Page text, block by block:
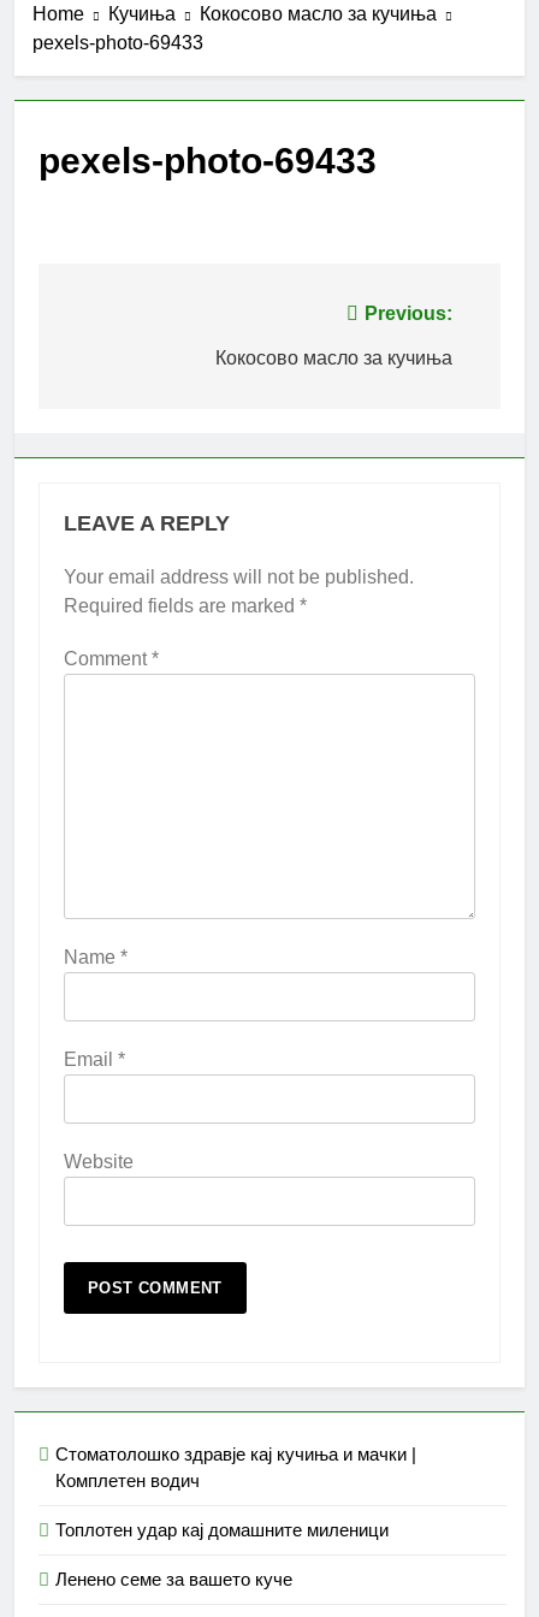
Home Кучиња
Кокосово масло за кучиња
pexels-photo-69433
pexels-photo-69433
Previous:
Кокосово масло за кучиња
LEAVE A REPLY
Your email address will not be published.
Required fields are marked *
Comment*
Name *
Email *
Website
Стоматолошко здравје кај кучиња и мачки |
Комплетен водич
Топлотен удар кај домашните миленици
Ленено семе за вашето куче